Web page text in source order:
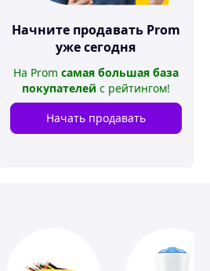
Начните продавать Prom
уже сегодня
На Prom самая большая база
покупателей с рейтингом!
Начать продавать